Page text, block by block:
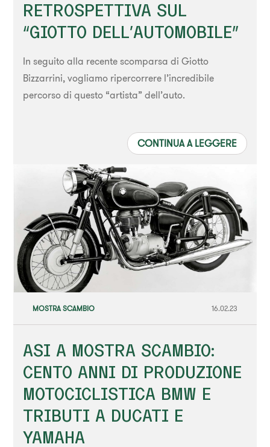
RETROSPETTIVA SUL
“GIOTTO DELL’AUTOMOBILE”
In seguito alla recente scomparsa di Giotto
Bizzarrini, vogliamo ripercorrere l’incredibile
percorso di questo “artista” dell’auto.
CONTINUA A LEGGERE
MOSTRA SCAMBIO 16.02.23
ASI A MOSTRA SCAMBIO:
CENTO ANNI DI PRODUZIONE
MOTOCICLISTICA BMW E
TRIBUTI A DUCATI E
YAMAHA